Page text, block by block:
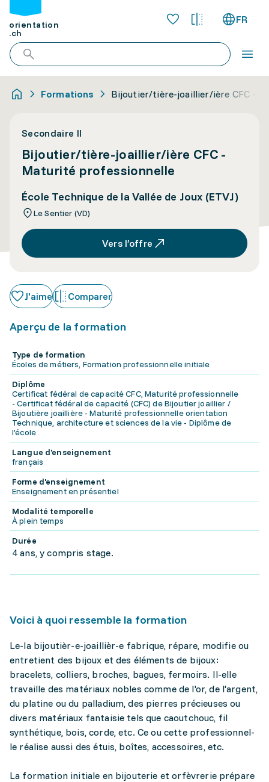
orientation
.ch
FR
Formations Bijoutier/tière-joaillier/ière CFC -
Secondaire II
Bijoutier/tière-joaillier/ière CFC -
Maturité professionnelle
École Technique de la Vallée de Joux (ETVJ)
Le Sentier (VD)
Vers l’offre
J'aime Comparer
Aperçu de la formation
Type de formation
Écoles de métiers, Formation professionnelle initiale
Diplôme
Certificat fédéral de capacité CFC, Maturité professionnelle
- Certificat fédéral de capacité (CFC) de Bijoutier joaillier /
Bijoutière joaillière - Maturité professionnelle orientation
Technique, architecture et sciences de la vie - Diplôme de
l'école
Langue d'enseignement
français
Forme d'enseignement
Enseignement en présentiel
Modalité temporelle
À plein temps
Durée
4 ans, y compris stage.
Voici à quoi ressemble la formation
Le-la bijoutièr-e-joaillièr-e fabrique, répare, modifie ou
entretient des bijoux et des éléments de bijoux:
bracelets, colliers, broches, bagues, fermoirs. Il-elle
travaille des matériaux nobles comme de l'or, de l'argent,
du platine ou du palladium, des pierres précieuses ou
divers matériaux fantaisie tels que caoutchouc, fil
synthétique, bois, corde, etc. Ce ou cette professionnel-
le réalise aussi des étuis, boîtes, accessoires, etc.
La formation initiale en bijouterie et orfèvrerie prépare